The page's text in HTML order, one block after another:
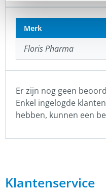
Merk
Floris Pharma
Er zijn nog geen
Enkel ingelogde
hebben, kunnen een
Klantenservice